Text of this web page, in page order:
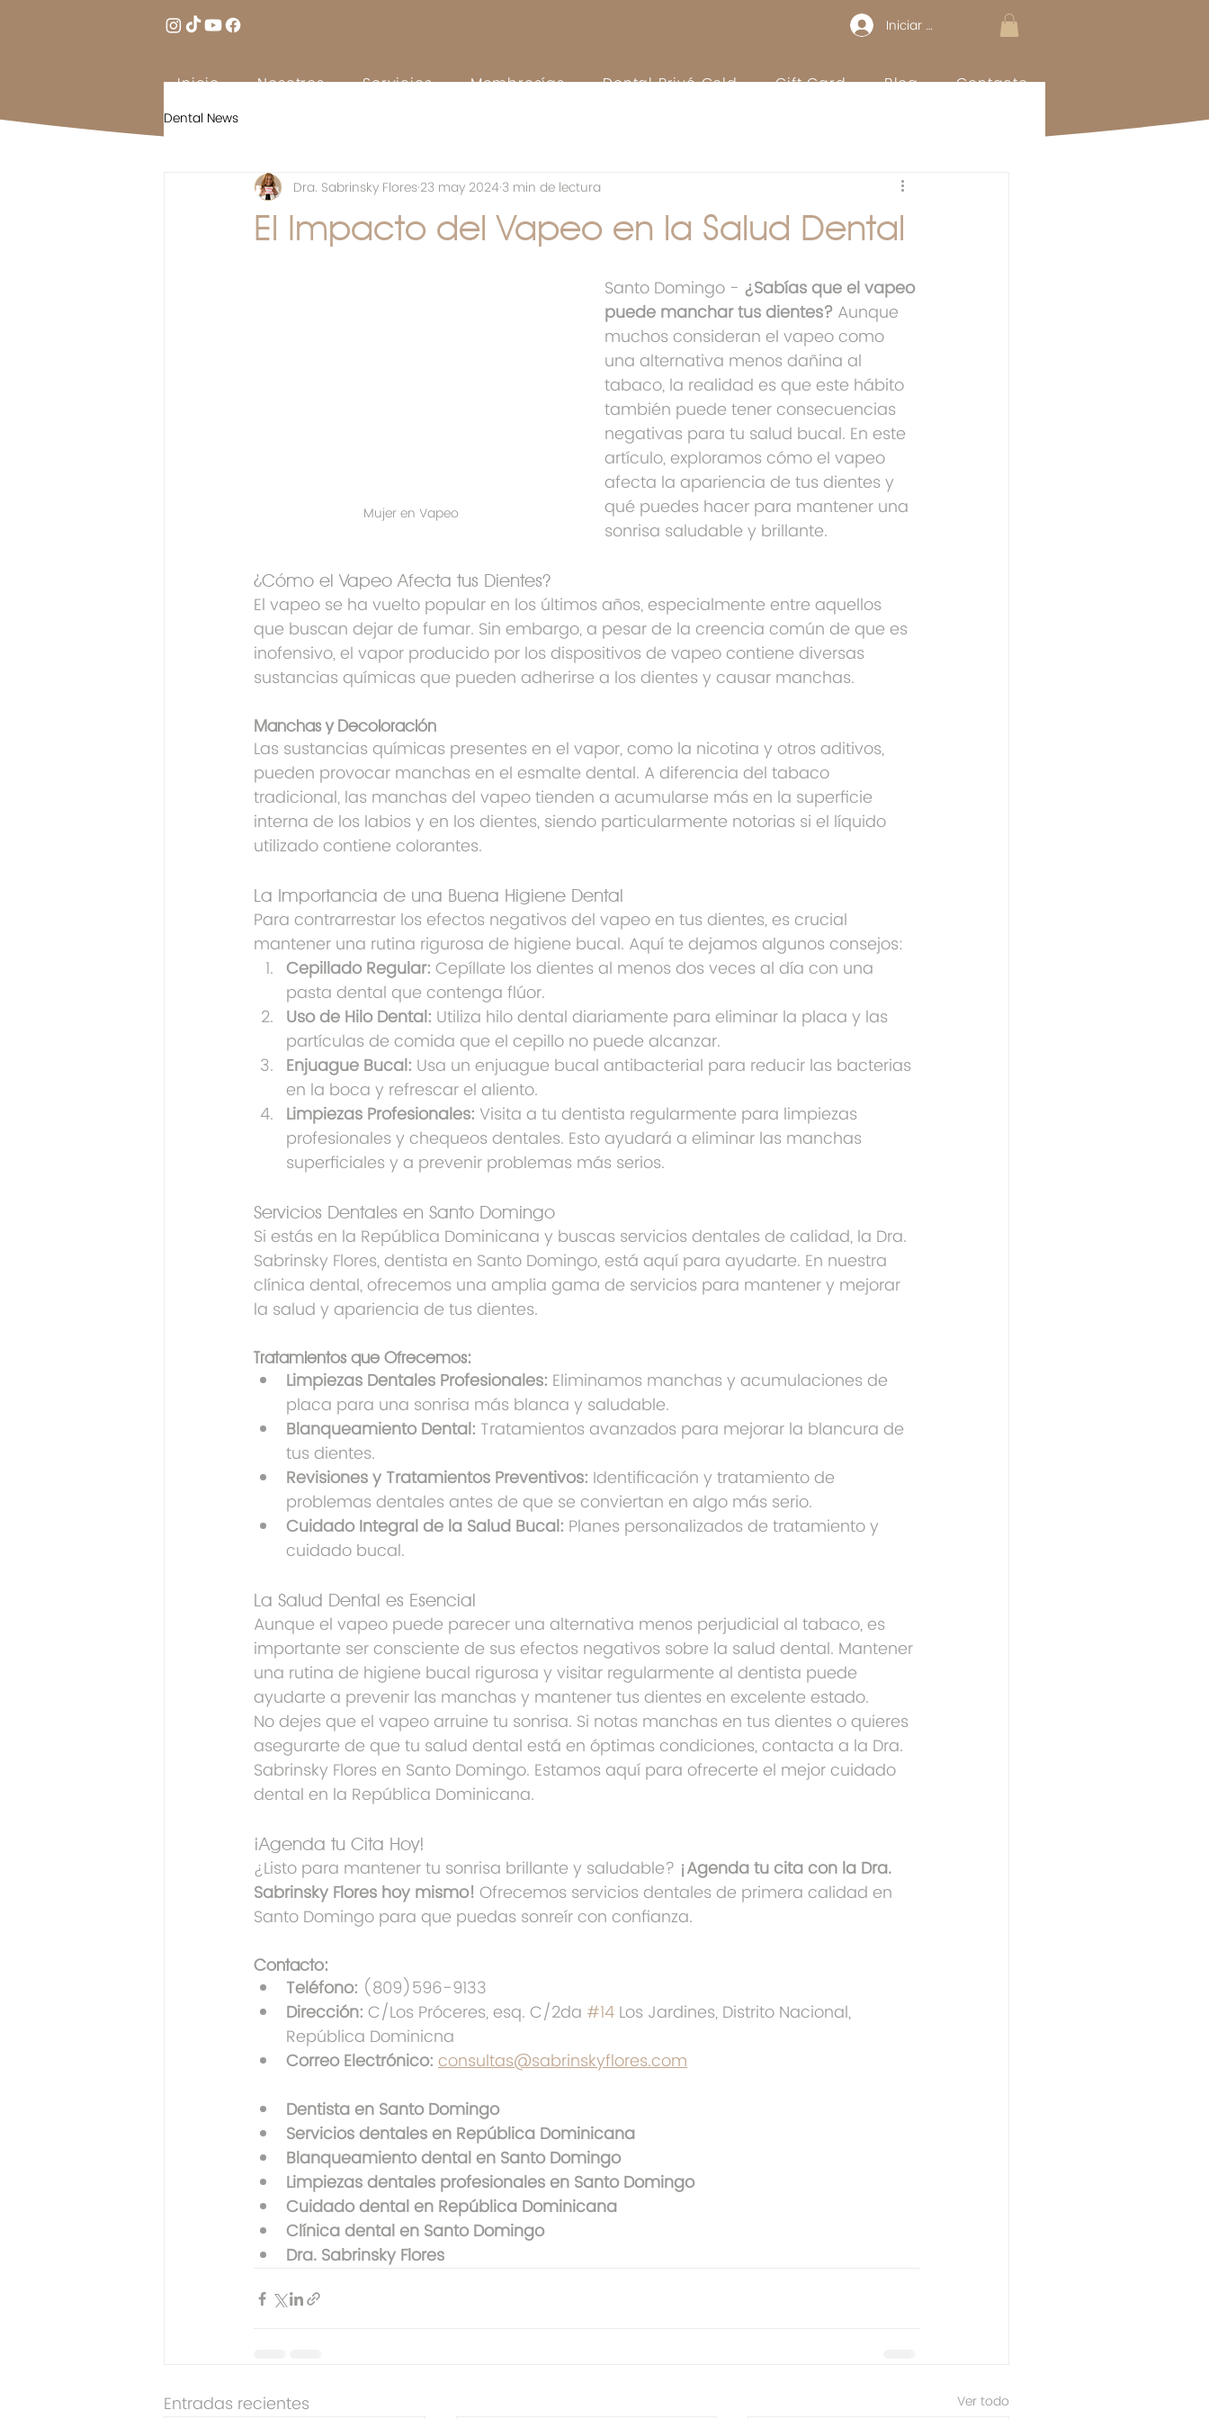
Iniciar sesión
Inicio Nosotros Servicios Membresías Dental Privé Gold Gift Card Blog Contacto
Dental News
El Impacto del Vapeo en la Salud Dental
Dra. Sabrinsky Flores23 may 2024 3 min de lectura
Mujer en Vapeo
Santo Domingo - ¿Sabías que el vapeo
puede manchar tus dientes? Aunque
muchos consideran el vapeo como
una alternativa menos dañina al
tabaco, la realidad es que este hábito
también puede tener consecuencias
negativas para tu salud bucal. En este
artículo, exploramos cómo el vapeo
afecta la apariencia de tus dientes y
qué puedes hacer para mantener una
sonrisa saludable y brillante.
¿Cómo el Vapeo Afecta tus Dientes?
El vapeo se ha vuelto popular en los últimos años, especialmente entre aquellos
que buscan dejar de fumar. Sin embargo, a pesar de la creencia común de que es
inofensivo, el vapor producido por los dispositivos de vapeo contiene diversas
sustancias químicas que pueden adherirse a los dientes y causar manchas.
Manchas y Decoloración
Las sustancias químicas presentes en el vapor, como la nicotina y otros aditivos,
pueden provocar manchas en el esmalte dental. A diferencia del tabaco
tradicional, las manchas del vapeo tienden a acumularse más en la superficie
interna de los labios y en los dientes, siendo particularmente notorias si el líquido
utilizado contiene colorantes.
La Importancia de una Buena Higiene Dental
Para contrarrestar los efectos negativos del vapeo en tus dientes, es crucial
mantener una rutina rigurosa de higiene bucal. Aquí te dejamos algunos consejos:
Cepillado Regular: Cepíllate los dientes al menos dos veces al día con una
pasta dental que contenga flúor.
Uso de Hilo Dental: Utiliza hilo dental diariamente para eliminar la placa y las
partículas de comida que el cepillo no puede alcanzar.
Enjuague Bucal: Usa un enjuague bucal antibacterial para reducir las bacterias
en la boca y refrescar el aliento.
Limpiezas Profesionales: Visita a tu dentista regularmente para limpiezas
profesionales y chequeos dentales. Esto ayudará a eliminar las manchas
superficiales y a prevenir problemas más serios.
Servicios Dentales en Santo Domingo
Si estás en la República Dominicana y buscas servicios dentales de calidad, la Dra.
Sabrinsky Flores, dentista en Santo Domingo, está aquí para ayudarte. En nuestra
clínica dental, ofrecemos una amplia gama de servicios para mantener y mejorar
la salud y apariencia de tus dientes.
Tratamientos que Ofrecemos:
Limpiezas Dentales Profesionales: Eliminamos manchas y acumulaciones de
placa para una sonrisa más blanca y saludable.
Blanqueamiento Dental: Tratamientos avanzados para mejorar la blancura de
tus dientes.
Revisiones y Tratamientos Preventivos: Identificación y tratamiento de
problemas dentales antes de que se conviertan en algo más serio.
Cuidado Integral de la Salud Bucal: Planes personalizados de tratamiento y
cuidado bucal.
La Salud Dental es Esencial
Aunque el vapeo puede parecer una alternativa menos perjudicial al tabaco, es
importante ser consciente de sus efectos negativos sobre la salud dental. Mantener
una rutina de higiene bucal rigurosa y visitar regularmente al dentista puede
ayudarte a prevenir las manchas y mantener tus dientes en excelente estado.
No dejes que el vapeo arruine tu sonrisa. Si notas manchas en tus dientes o quieres
asegurarte de que tu salud dental está en óptimas condiciones, contacta a la Dra.
Sabrinsky Flores en Santo Domingo. Estamos aquí para ofrecerte el mejor cuidado
dental en la República Dominicana.
¡Agenda tu Cita Hoy!
¿Listo para mantener tu sonrisa brillante y saludable? ¡Agenda tu cita con la Dra.
Sabrinsky Flores hoy mismo! Ofrecemos servicios dentales de primera calidad en
Santo Domingo para que puedas sonreír con confianza.
Contacto:
Teléfono: (809)596-9133
Dirección: C/Los Próceres, esq. C/2da #14 Los Jardines, Distrito Nacional,
República Dominicna
Correo Electrónico: consultas@sabrinskyflores.com
Dentista en Santo Domingo
Servicios dentales en República Dominicana
Blanqueamiento dental en Santo Domingo
Limpiezas dentales profesionales en Santo Domingo
Cuidado dental en República Dominicana
Clínica dental en Santo Domingo
Dra. Sabrinsky Flores
Entradas recientes Ver todo